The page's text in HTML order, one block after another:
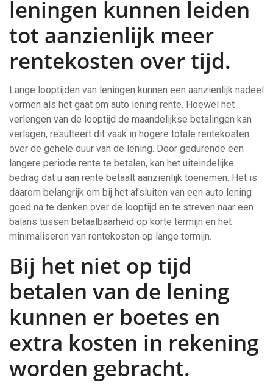
leningen kunnen leiden
tot aanzienlijk meer
rentekosten over tijd.
Lange looptijden van leningen kunnen een aanzienlijk nadeel
vormen als het gaat om auto lening rente. Hoewel het
verlengen van de looptijd de maandelijkse betalingen kan
verlagen, resulteert dit vaak in hogere totale rentekosten
over de gehele duur van de lening. Door gedurende een
langere periode rente te betalen, kan het uiteindelijke
bedrag dat u aan rente betaalt aanzienlijk toenemen. Het is
daarom belangrijk om bij het afsluiten van een auto lening
goed na te denken over de looptijd en te streven naar een
balans tussen betaalbaarheid op korte termijn en het
minimaliseren van rentekosten op lange termijn.
Bij het niet op tijd
betalen van de lening
kunnen er boetes en
extra kosten in rekening
worden gebracht.